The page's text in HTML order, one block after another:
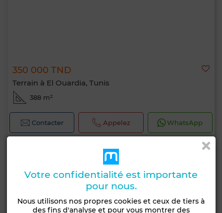
350 000 TND
Terrain à El Ouardia, Tunis
388 m²
Contacter Appelez WhatsApp
Votre confidentialité est importante
pour nous.
Nous utilisons nos propres cookies et ceux de tiers à
des fins d'analyse et pour vous montrer des